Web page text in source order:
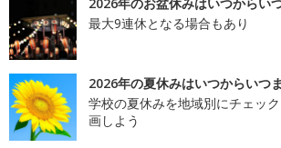
最大9連休となる場合もあり
2026年の夏休みはいつからいつ
学校の夏休みを地域別にチェッ
画しよう